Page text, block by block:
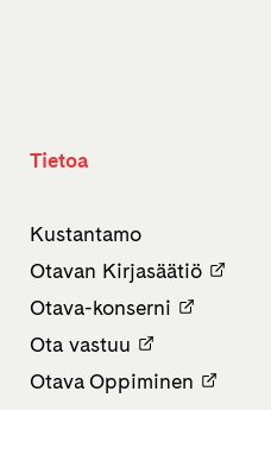
Tietoa
Kustantamo
Otavan Kirjasäätiö
Otava-konserni
Ota vastuu
Otava Oppiminen